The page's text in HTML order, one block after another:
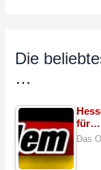
Die
…
für…
Das